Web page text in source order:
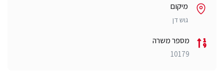
מיקום
גוש דן
מספר משרה
10179